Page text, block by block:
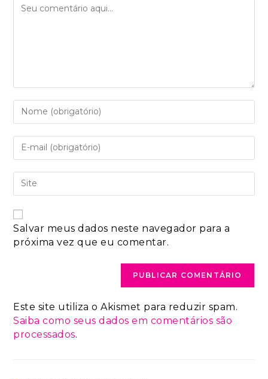
Salvar meus dados neste navegador para a
próxima vez que eu comentar.
Este site utiliza o Akismet para reduzir spam.
Saiba como seus dados em comentários são
processados.